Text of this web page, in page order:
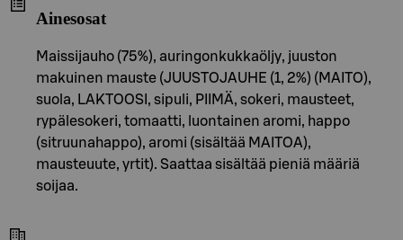
Ainesosat
Maissijauho (75%), auringonkukkaöljy, juuston
makuinen mauste (JUUSTOJAUHE (1, 2%) (MAITO),
suola, LAKTOOSI, sipuli, PIIMÄ, sokeri, mausteet,
rypälesokeri, tomaatti, luontainen aromi, happo
(sitruunahappo), aromi (sisältää MAITOA),
mausteuute, yrtit). Saattaa sisältää pieniä määriä
soijaa.